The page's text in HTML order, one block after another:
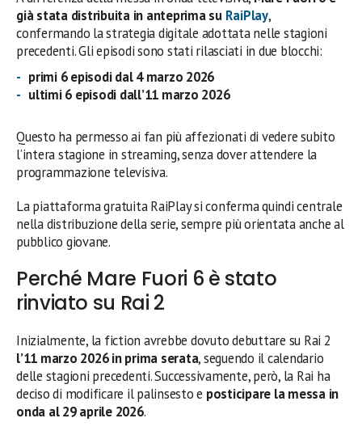
già stata distribuita in anteprima su RaiPlay,
confermando la strategia digitale adottata nelle stagioni
precedenti. Gli episodi sono stati rilasciati in due blocchi:
primi 6 episodi dal 4 marzo 2026
ultimi 6 episodi dall’11 marzo 2026
Questo ha permesso ai fan più affezionati di vedere subito
l’intera stagione in streaming, senza dover attendere la
programmazione televisiva.
La piattaforma gratuita RaiPlay si conferma quindi centrale
nella distribuzione della serie, sempre più orientata anche al
pubblico giovane.
Perché Mare Fuori 6 è stato
rinviato su Rai 2
Inizialmente, la fiction avrebbe dovuto debuttare su Rai 2
l’11 marzo 2026 in prima serata, seguendo il calendario
delle stagioni precedenti. Successivamente, però, la Rai ha
deciso di modificare il palinsesto e posticipare la messa in
onda al 29 aprile 2026.